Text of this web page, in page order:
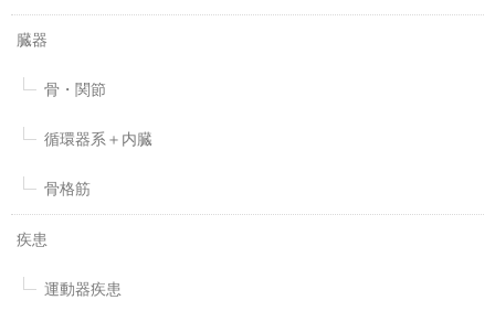
臓器
骨・関節
循環器系＋内臓
骨格筋
疾患
運動器疾患